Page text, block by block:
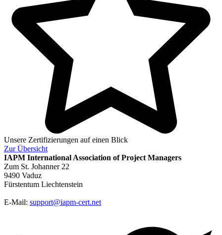
Unsere Zertifizierungen auf einen Blick
ZurÜbersicht
IAPM International Association of Project Managers
Zum St. Johanner 22
9490 Vaduz
Fürstentum Liechtenstein
E-Mail: support@iapm-cert.net